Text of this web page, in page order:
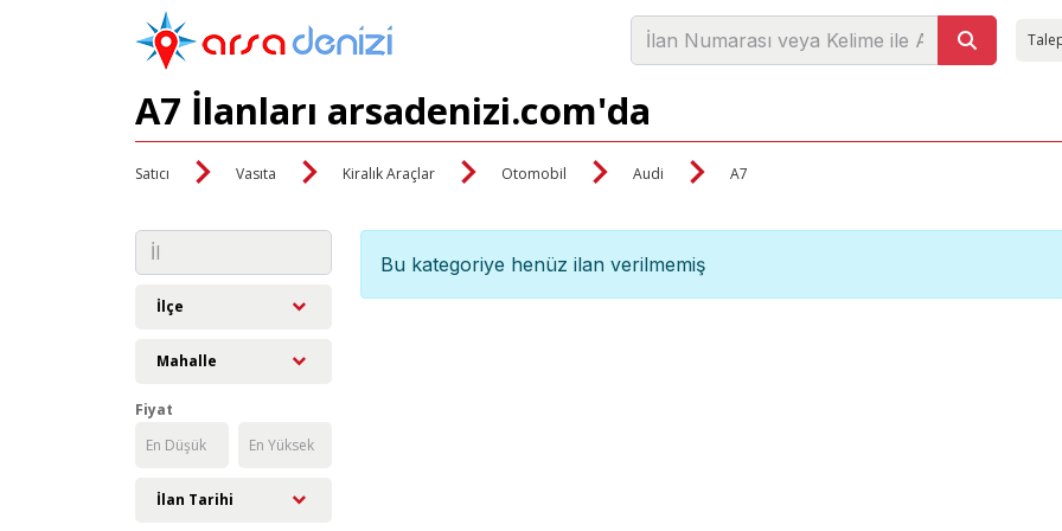
A7 İlanları arsadenizi.com'da
Satıcı Vasıta Kiralık Araçlar Otomobil Audi A7
İlçe
Mahalle
Fiyat
İlan Tarihi
Bu kategoriye henüz ilan verilmemiş